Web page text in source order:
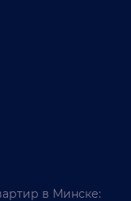
в Минске: